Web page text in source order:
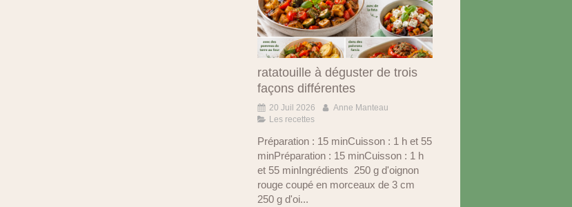
ratatouille à déguster de trois
façons différentes
20 Juil 2026
Anne Manteau
Les recettes
Préparation : 15 minCuisson : 1 h et 55
minPréparation : 15 minCuisson : 1 h
et 55 minIngrédients 250 g d'oignon
rouge coupé en morceaux de 3 cm
250 g d'oi...